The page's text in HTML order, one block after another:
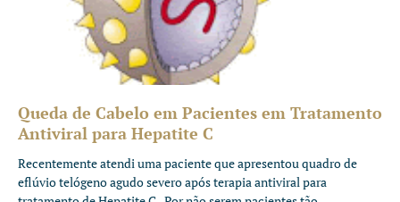
Queda de Cabelo em Pacientes em Tratamento
Antiviral para Hepatite C
Recentemente atendi uma paciente que apresentou quadro de
eflúvio telógeno agudo severo após terapia antiviral para